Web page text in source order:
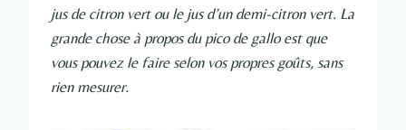
jus de citron vert ou le jus d’un demi-citron vert. La
grande chose à propos du pico de gallo est que
vous pouvez le faire selon vos propres goûts, sans
rien mesurer.